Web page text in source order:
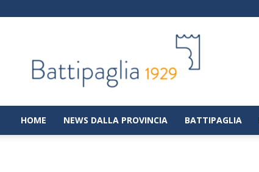
|
Notizie
dalla
città
di
HOME NEWS DALLA PROVINCIA BATTIPAGLIA